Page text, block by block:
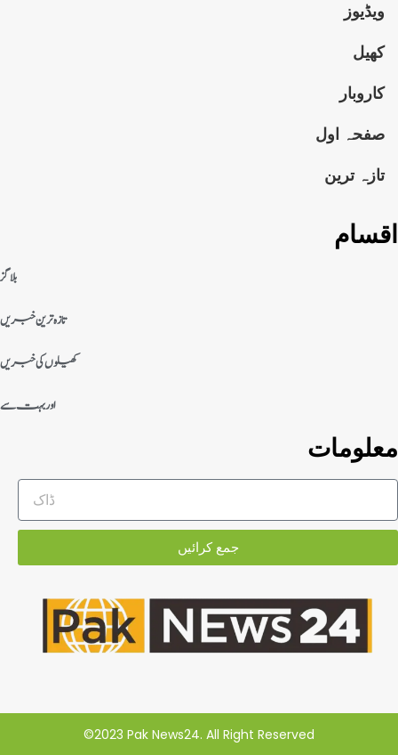
معلومات
جمع کرائیں
اقسام
بلاگز
تازہ ترین خبریں
کھیلوں کی خبریں
اور بہت سے
ویڈیوز
کھیل
کاروبار
صفحہ اول
تازہ ترین
©2023 Pak News24. All Right Reserved